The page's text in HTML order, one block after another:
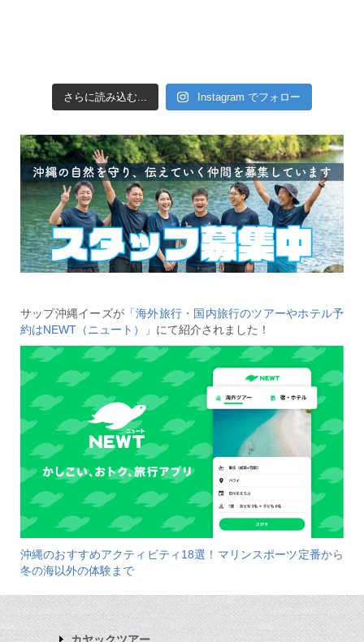
さらに読み込む... Instagram でフォロー
サップ沖縄イーズが 「海外旅行・国内旅行のツアーやホテル予
約はNEWT（ニュート）」 にて紹介されました！
沖縄のおすすめアクティビティ18選！マリンスポーツ定番から
冬の海以外の体験まで